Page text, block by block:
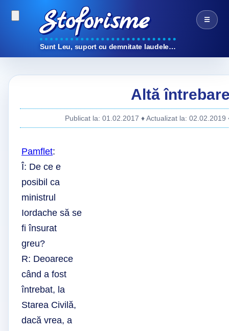
Stoforisme
Sunt Leu, suport cu demnitate laudele…
☰
Altă
Publicat la: 01.02.2017 ♦ Actualizat la: 02.02.2019
Pamflet:
Î: De ce e
posibil ca
ministrul
Iordache să se
fi însurat
greu?
R: Deoarece
când a fost
întrebat, la
Starea Civilă,
dacă vrea, a